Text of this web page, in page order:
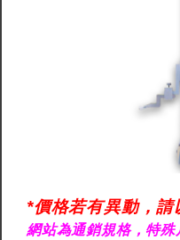
*價格若有異動，
網站為通銷規格，特